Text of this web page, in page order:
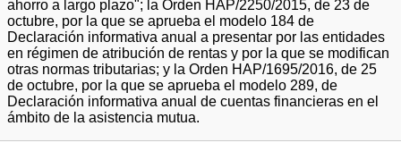
ahorro a largo plazo"; la Orden HAP/2250/2015, de 23 de
octubre, por la que se aprueba el modelo 184 de
Declaración informativa anual a presentar por las entidades
en régimen de atribución de rentas y por la que se modifican
otras normas tributarias; y la Orden HAP/1695/2016, de 25
de octubre, por la que se aprueba el modelo 289, de
Declaración informativa anual de cuentas financieras en el
ámbito de la asistencia mutua.